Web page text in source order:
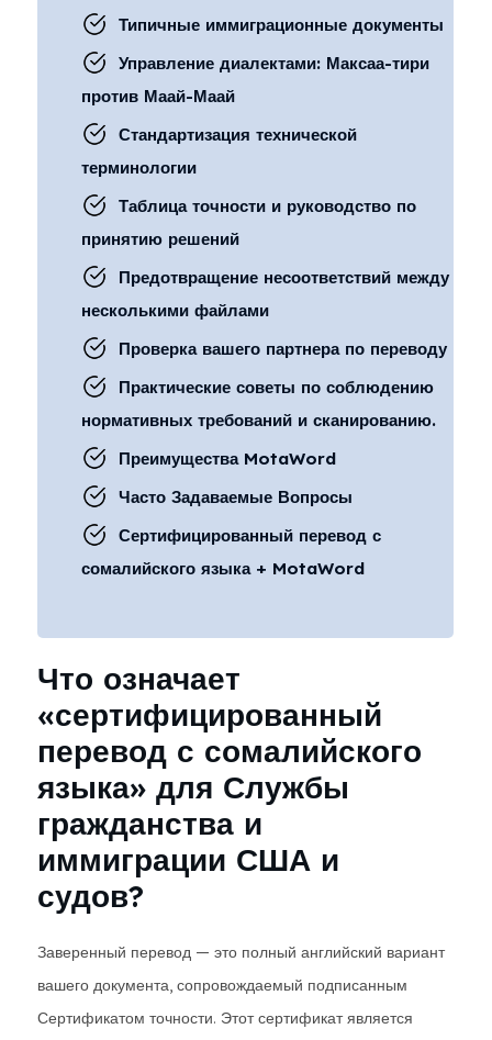
Типичные иммиграционные документы
Управление диалектами: Максаа-тири
против Маай-Маай
Стандартизация технической
терминологии
Таблица точности и руководство по
принятию решений
Предотвращение несоответствий между
несколькими файлами
Проверка вашего партнера по переводу
Практические советы по соблюдению
нормативных требований и сканированию.
Преимущества MotaWord
Часто Задаваемые Вопросы
Сертифицированный перевод с
сомалийского языка + MotaWord
Что означает
«сертифицированный
перевод с сомалийского
языка» для Службы
гражданства и
иммиграции США и
судов?
Заверенный перевод — это полный английский вариант
вашего документа, сопровождаемый подписанным
Сертификатом точности. Этот сертификат является